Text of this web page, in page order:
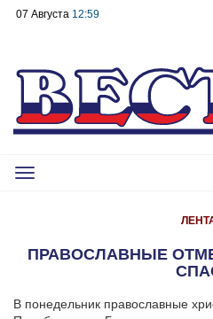
07 Августа 12:59
Toggle
ПРАВОСЛАВНЫЕ
В понедельник православные